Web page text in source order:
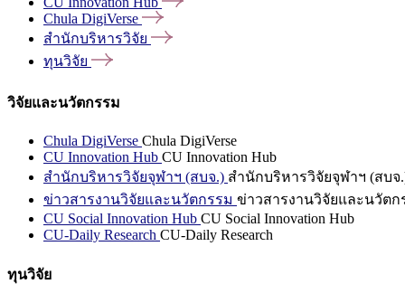
Chula DigiVerse
สำนักบริหารวิจัย
ทุนวิจัย
วิจัยและนวัตกรรม
Chula DigiVerse Chula DigiVerse
CU Innovation Hub CU Innovation Hub
สำนักบริหารวิจัยจุฬาฯ (สบจ.) สำนักบริหารวิจัยจุฬาฯ (สบจ
ข่าวสารงานวิจัยและนวัตกรรม ข่าวสารงานวิจัยและนวัตก
CU Social Innovation Hub CU Social Innovation Hub
CU-Daily Research CU-Daily Research
ทุนวิจัย